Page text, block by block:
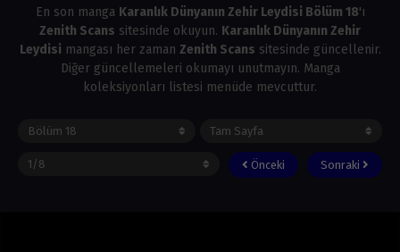
En son manga Karanlık Dünyanın Zehir Leydisi Bölüm 18'ı
Zenith Scans sitesinde okuyun. Karanlık Dünyanın Zehir
Leydisi mangası her zaman Zenith Scans sitesinde güncellenir.
Diğer güncellemeleri okumayı unutmayın. Manga
koleksiyonları listesi menüde mevcuttur.
Önceki Sonraki